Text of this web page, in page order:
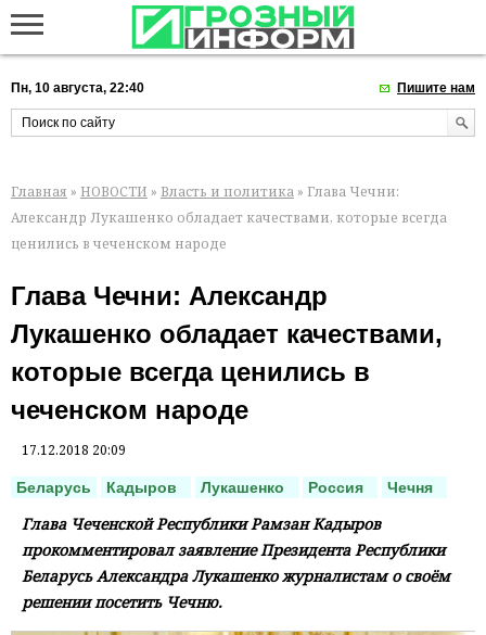
Пн, 10 августа, 22:40 Пишите нам
Главная » НОВОСТИ » Власть и политика » Глава Чечни:
Александр Лукашенко обладает качествами, которые всегда
ценились в чеченском народе
Глава Чечни: Александр
Лукашенко обладает качествами,
которые всегда ценились в
чеченском народе
17.12.2018 20:09
Беларусь Кадыров Лукашенко Россия Чечня
Глава Чеченской Республики Рамзан Кадыров
прокомментировал заявление Президента Республики
Беларусь Александра Лукашенко журналистам о своём
решении посетить Чечню.